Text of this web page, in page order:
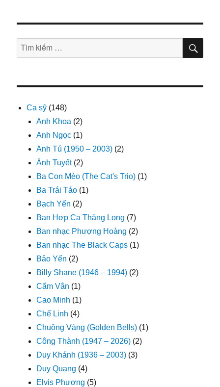
Tìm
kiếm:
TÌM
Ca sỹ (148)
Anh Khoa (2)
Anh Ngọc (1)
Anh Tú (1950 – 2003) (2)
Ánh Tuyết(2)
Ba Con Mèo (The Cat's Trio) (1)
Ba Trái Táo (1)
Bạch Yến (2)
Ban Hợp Ca Thăng Long (7)
Ban nhạc Phượng Hoàng (2)
Ban nhạc The Black Caps (1)
Bảo Yến (2)
Billy Shane (1946 – 1994) (2)
Cẩm Vân (1)
Cao Minh (1)
Chế Linh (4)
Chuông Vàng (Golden Bells) (1)
Công Thành (1947 – 2026) (2)
Duy Khánh (1936 – 2003) (3)
Duy Quang (4)
Elvis Phương (5)